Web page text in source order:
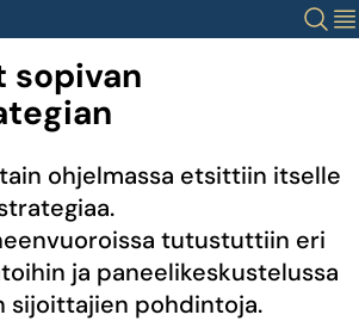
Haku
sopivan
ohjelmassa etsittiin itselle
tutustuttiin eri
ja paneelikeskustelussa
pohdintoja.